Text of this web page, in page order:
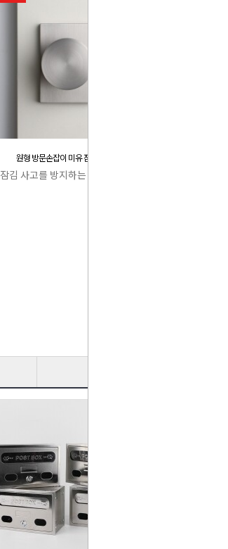
원형 방문손잡이 미유 잠김 사고 방지
잠김 사고를 방지하는 특허 캐치박스